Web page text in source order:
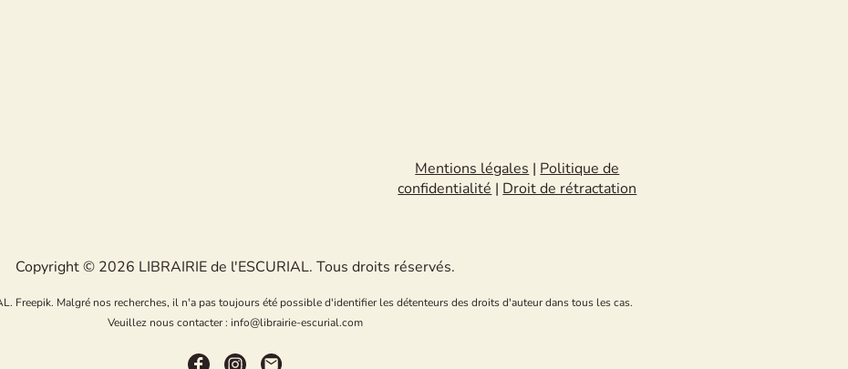
Mentions légales|Politique de
confidentialité|Droit de rétractation
Copyright © 2026 LIBRAIRIE de l'ESCURIAL. Tous droits réservés.
Freepik. Malgré nos recherches, il n'a pas toujours été possible d'identifier les détenteurs des droits d'auteur dans tous les cas.
Veuillez nous contacter : info@librairie-escurial.com